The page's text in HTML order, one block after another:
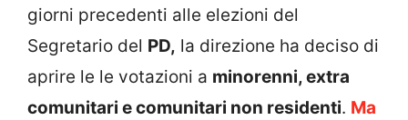
giorni precedenti alle elezioni del
Segretario del PD, la direzione ha deciso di
aprire le le votazioni a minorenni, extra
comunitari e comunitari non residenti. Ma